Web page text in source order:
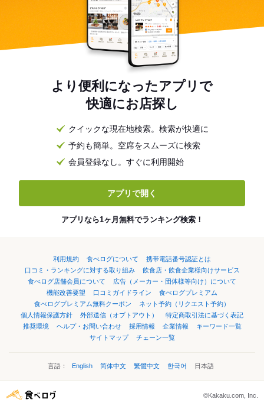
より便利になったアプリで
快適にお店探し
クイックな現在地検索。検索が快適に
予約も簡単。空席をスムーズに検索
会員登録なし。すぐに利用開始
アプリで開く
アプリなら1ヶ月無料でランキング検索！
利用規約 食べログについて
携帯電話番号認証とは
口コミ・ランキングに対する取り組み
飲食店・飲食企業様向けサービス
食べログ店舗会員について
広告（メーカー・団体様等向け）について
機能改善要望
口コミガイドライン
食べログプレミアム
食べログプレミアム無料クーポン
ネット予約（リクエスト予約）
個人情報保護方針
外部送信（オプトアウト）
特定商取引法に基づく表記
推奨環境
ヘルプ・お問い合わせ 採用情報 企業情報
キーワード一覧
サイトマップ
チェーン一覧
言語： English 简体中文 繁體中文 한국어 日本語
©Kakaku.com, Inc.